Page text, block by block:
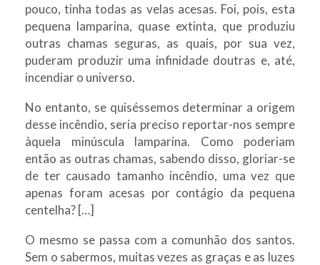
pouco, tinha todas as velas acesas. Foi, pois, esta
pequena lamparina, quase extinta, que produziu
outras chamas seguras, as quais, por sua vez,
puderam produzir uma infinidade doutras e, até,
incendiar o universo.
No entanto, se quiséssemos determinar a origem
desse incêndio, seria preciso reportar-nos sempre
àquela minúscula lamparina. Como poderiam
então as outras chamas, sabendo disso, gloriar-se
de ter causado tamanho incêndio, uma vez que
apenas foram acesas por contágio da pequena
centelha? […]
O mesmo se passa com a comunhão dos santos.
Sem o sabermos, muitas vezes as graças e as luzes